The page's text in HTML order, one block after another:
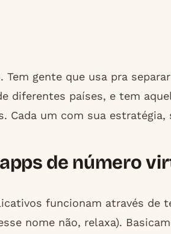
gente que usa pra
diferentes países, e tem
Cada um com sua estratégia,
de número
funcionam através de
nome não, relaxa).